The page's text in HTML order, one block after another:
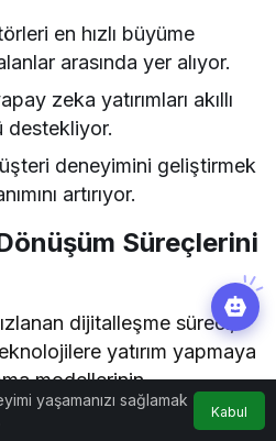
en hızlı büyüme
arasında yer alıyor.
zeka yatırımları akıllı
destekliyor.
deneyimini geliştirmek
artırıyor.
Süreçlerini
dijitalleşme süreci,
yatırım yapmaya
modellerinin
çözümlerinin gelişmesi
yaşamanızı sağlamak
Kabul